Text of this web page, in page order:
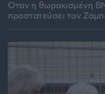
Όταν η θωρακισμένη
προστατεύσει τον